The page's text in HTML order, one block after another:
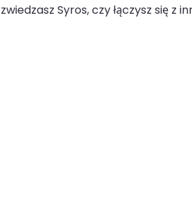
Syros, czy łączysz się